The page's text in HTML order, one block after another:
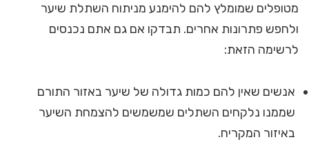
מטופלים שמומלץ להם להימנע מניתוח השתלת שיער
ולחפש פתרונות אחרים. תבדקו אם גם אתם נכנסים
לרשימה הזאת:
אנשים שאין להם כמות גדולה של שיער באזור התורם
שממנו נלקחים השתלים שמשמשים להצמחת השיער
באיזור המקריח.